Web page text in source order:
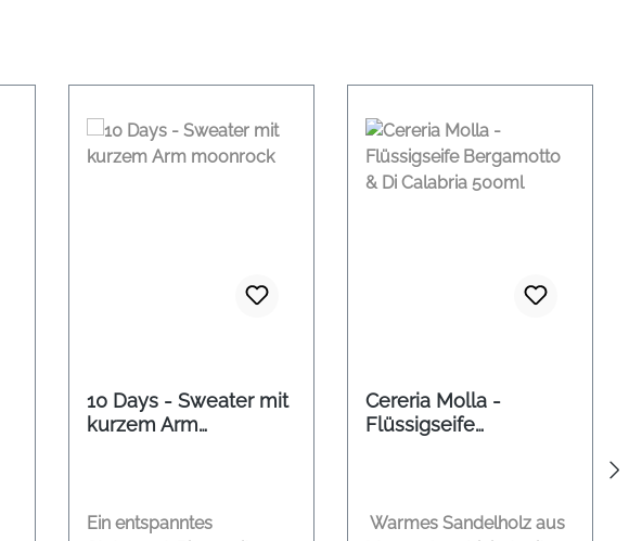
10 Days - Sweater mit
kurzem Arm
Ein entspanntes
Cereria Molla -
Flüssigseife
Warmes Sandelholz aus